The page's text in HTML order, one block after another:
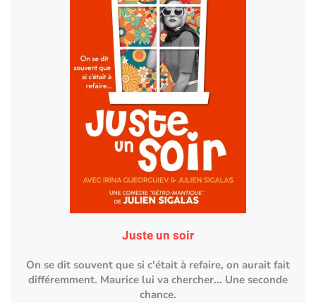
Juste un soir
On se dit souvent que si c'était à refaire, on aurait fait
différemment. Maurice lui va chercher... Une seconde
chance.